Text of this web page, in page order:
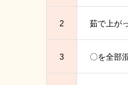
2 茹で上が
3 〇を全部